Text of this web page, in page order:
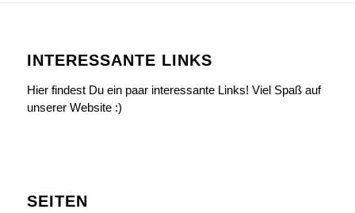
INTERESSANTE LINKS
Hier findest Du ein paar interessante Links! Viel Spaß auf
unserer Website :)
SEITEN